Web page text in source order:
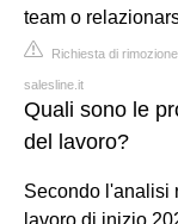
team o
Richiesta di
salesline.it
Quali sono le
del lavoro?
Secondo l'analisi
lavoro di inizio